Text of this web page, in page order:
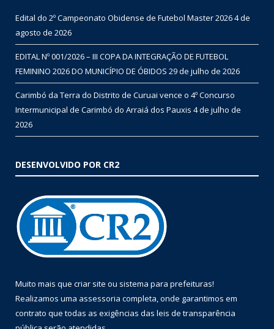
Edital do 2º Campeonato Obidense de Futebol Master 20264 de
agosto de 2026
EDITAL Nº 001/2026 – III COPA DA INTEGRAÇÃO DE FUTEBOL
FEMININO 2026 DO MUNICÍPIO DE ÓBIDOS 29 de julho de 2026
Carimbó da Terra do Distrito de Curuai vence o 4º Concurso
Intermunicipal de Carimbó do Arraiá dos Pauxis 4 de julho de
2026
DESENVOLVIDO POR CR2
Muito mais que criar site ou sistema para prefeituras!
Realizamos uma assessoria completa, onde garantimos em
contrato que todas as exigências das leis de transparência